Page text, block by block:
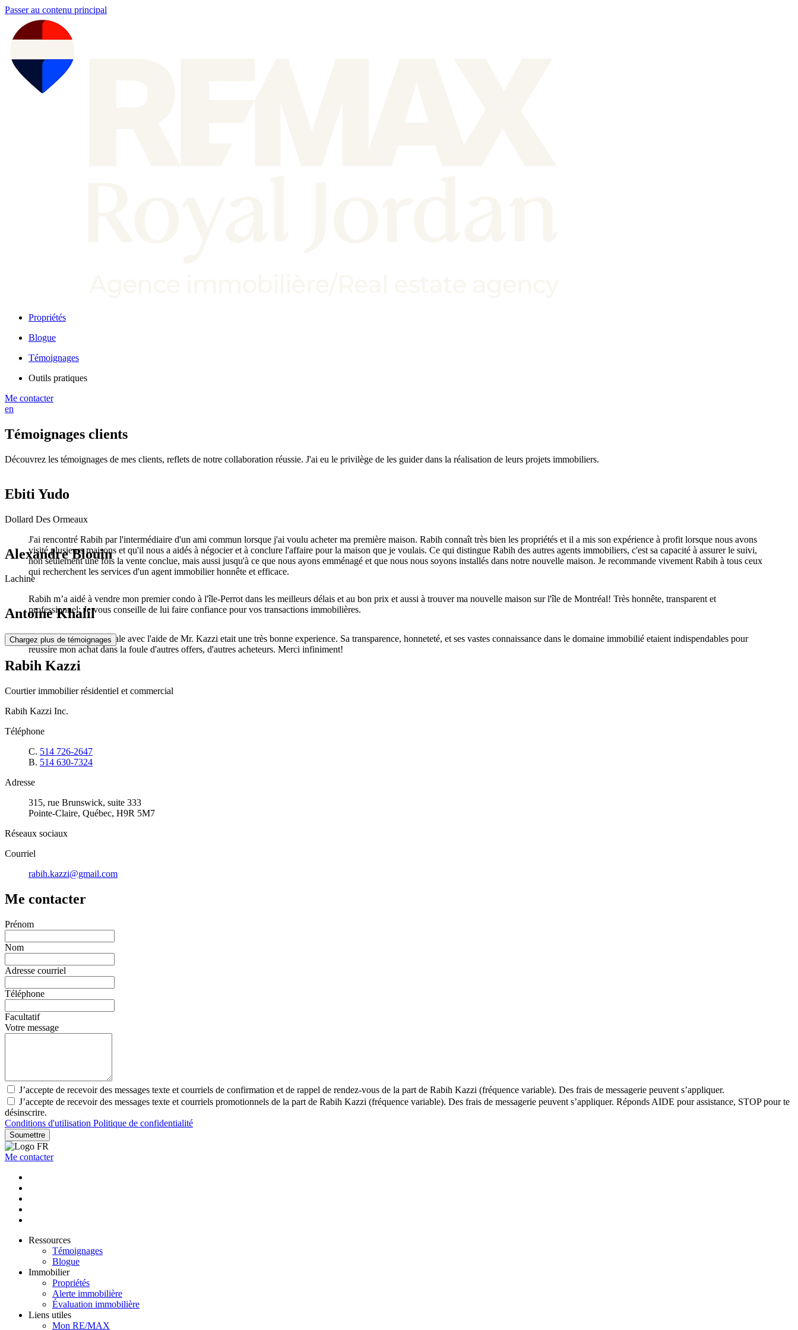
Passer au contenu principal
Propriétés
Blogue
Témoignages
Outils pratiques
Me contacter
en
Témoignages clients
Découvrez les témoignages de mes clients, reflets de notre collaboration réussie. J'ai eu le privilège de les guider dans la réalisation de leurs projets immobiliers.
Ebiti Yudo
Dollard Des Ormeaux
J'ai rencontré Rabih par l'intermédiaire d'un ami commun lorsque j'ai voulu acheter ma première maison. Rabih connaît très bien les propriétés et il a mis son expérience à profit lorsque nous avons
visité plusieurs maisons et qu'il nous a aidés à négocier et à conclure l'affaire pour la maison que je voulais. Ce qui distingue Rabih des autres agents immobiliers, c'est sa capacité à assurer le suivi,
non seulement une fois la vente conclue, mais aussi jusqu'à ce que nous ayons emménagé et que nous nous soyons installés dans notre nouvelle maison. Je recommande vivement Rabih à tous ceux
qui recherchent les services d'un agent immobilier honnête et efficace.
Alexandre Blouin
Lachine
Rabih m’a aidé à vendre mon premier condo à l'île-Perrot dans les meilleurs délais et au bon prix et aussi à trouver ma nouvelle maison sur l'île de Montréal! Très honnête, transparent et
professionnel; Je vous conseille de lui faire confiance pour vos transactions immobilières.
Antoine Khalil
Acheter ma maison ideale avec l'aide de Mr. Kazzi etait une très bonne experience. Sa transparence, honneteté, et ses vastes connaissance dans le domaine immobilié etaient indispendables pour
reussire mon achat dans la foule d'autres offers, d'autres acheteurs. Merci infiniment!
Chargez plus de témoignages
Rabih Kazzi
Courtier immobilier résidentiel et commercial
Rabih Kazzi Inc.
Téléphone
C. 514 726-2647
B. 514 630-7324
Adresse
315, rue Brunswick, suite 333
Pointe-Claire, Québec, H9R 5M7
Réseaux sociaux
Courriel
rabih.kazzi@gmail.com
Me contacter
Prénom
Nom
Adresse courriel
Téléphone
Facultatif
Votre message
J’accepte de recevoir des messages texte et courriels de confirmation et de rappel de rendez-vous de la part de Rabih Kazzi (fréquence variable). Des frais de messagerie peuvent s’appliquer.
J’accepte de recevoir des messages texte et courriels promotionnels de la part de Rabih Kazzi (fréquence variable). Des frais de messagerie peuvent s’appliquer. Réponds AIDE pour assistance, STOP pour te
désinscrire.
Conditions d'utilisation Politique de confidentialité
Soumettre
Me contacter
Ressources
Témoignages
Blogue
Immobilier
Propriétés
Alerte immobilière
Évaluation immobilière
Liens utiles
Mon RE/MAX